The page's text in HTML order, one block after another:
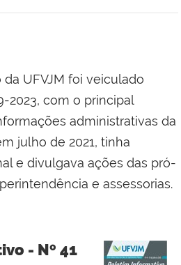
UFVJM foi veiculado
2023, com o principal
administrativas da
julho de 2021, tinha
e divulgava ações das pró-
e assessorias.
- Nº 41